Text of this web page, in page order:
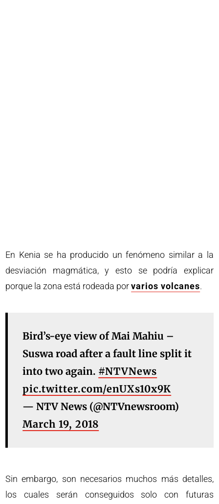
En Kenia se ha producido un fenómeno similar a la
desviación magmática, y esto se podría explicar
porque la zona está rodeada porvarios volcanes.
Bird’s-eye view of Mai Mahiu –
Suswa road after a fault line split it
into two again. #NTVNews
pic.twitter.com/enUXs10x9K
— NTV News (@NTVnewsroom)
March 19, 2018
Sin embargo, son necesarios muchos más detalles,
los cuales serán conseguidos solo con futuras